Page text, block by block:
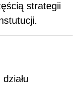
strategii